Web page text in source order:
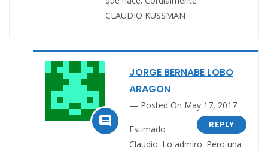
CLAUDIO KUSSMAN

JORGE BERNABE LOBO
ARAGON
Posted On May 17, 2017
REPLY
Estimado
Claudio. Lo admiro. Pero una